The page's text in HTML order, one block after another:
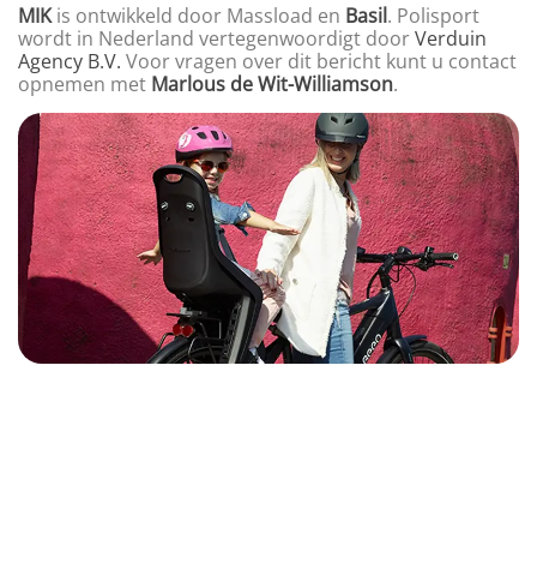
MIK is ontwikkeld door Massload en Basil. Polisport
wordt in Nederland vertegenwoordigt doorVerduin
Agency B.V. Voor vragen over dit bericht kunt u contact
opnemen met Marlous de Wit-Williamson.